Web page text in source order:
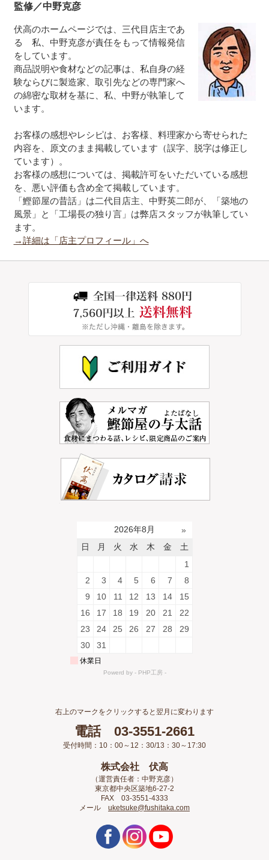
監修／中野克彦
伏高のホームページでは、三代目店主であ
る 私、中野克彦が責任をもって情報発信
をしています。
商品説明や食材などの記事は、私自身の経
験ならびに製造家、取引先などの専門家へ
の綿密な取材を基に、私、中野が執筆して
います。
お客様の感想やレシピは、お客様、料理家から寄せられた
内容を、原文のまま掲載しています（誤字、脱字は修正し
ています）。
お客様の感想については、掲載許可をいただいている感想
を、悪い評価も含め全て掲載しています。
「鰹節屋の昔話」は二代目店主、中野英二郎が、「築地の
風景」と「工場長の独り言」は弊店スタッフが執筆してい
ます。
→詳細は「店主プロフィール」へ
右上のマークをクリックすると翌月に変わります
電話 03-3551-2661
受付時間：10：00～12：30/13：30～17:30
株式会社 伏高
（運営責任者：中野克彦）
東京都中央区築地6-27-2
FAX 03-3551-4333
メール uketsuke@fushitaka.com